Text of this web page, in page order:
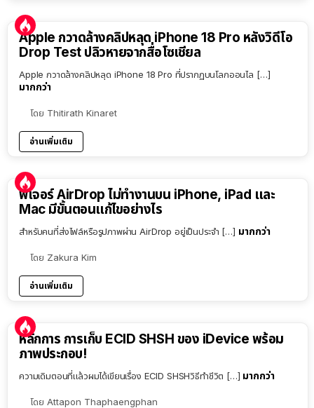
Apple กวาดล้างคลิปหลุด iPhone 18 Pro หลังวิดีโอ
Drop Test ปลิวหายจากสื่อโซเชียล
Apple กวาดล้างคลิปหลุด iPhone 18 Pro ที่ปรากฏบนโลกออนไล […]
มากกว่า
โดย Thitirath Kinaret
อ่านเพิ่มเติม
ฟีเจอร์ AirDrop ไม่ทำงานบน iPhone, iPad และ
Mac มีขั้นตอนแก้ไขอย่างไร
สำหรับคนที่ส่งไฟล์หรือรูปภาพผ่าน AirDrop อยู่เป็นประจำ […] มากกว่า
โดย Zakura Kim
อ่านเพิ่มเติม
หลักการ การเก็บ ECID SHSH ของ iDevice พร้อม
ภาพประกอบ!
ความเดิมตอนที่แล้วผมได้เขียนเรื่อง ECID SHSHวิธีทำชีวิต […] มากกว่า
โดย Attapon Thaphaengphan